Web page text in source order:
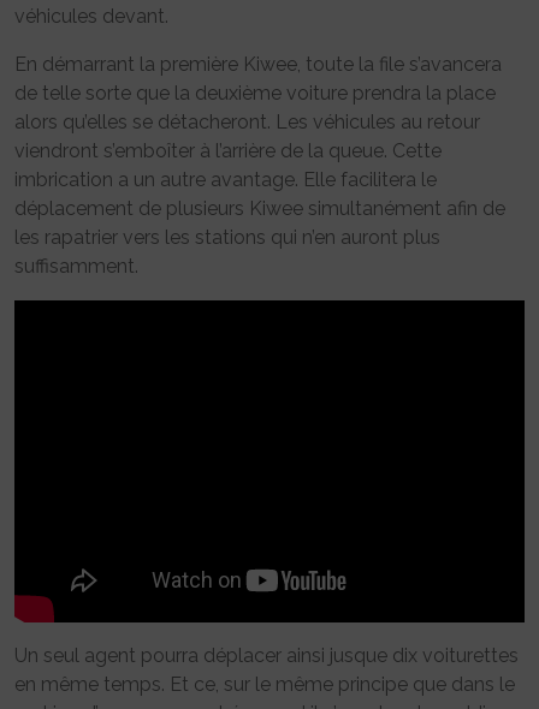
véhicules devant.
En démarrant la première Kiwee, toute la file s’avancera
de telle sorte que la deuxième voiture prendra la place
alors qu’elles se détacheront. Les véhicules au retour
viendront s’emboîter à l’arrière de la queue. Cette
imbrication a un autre avantage. Elle facilitera le
déplacement de plusieurs Kiwee simultanément afin de
les rapatrier vers les stations qui n’en auront plus
suffisamment.
Un seul agent pourra déplacer ainsi jusque dix voiturettes
en même temps. Et ce, sur le même principe que dans le